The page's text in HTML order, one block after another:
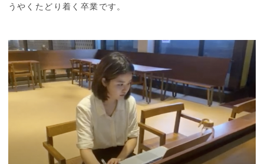
うやくたどり着く卒業です。